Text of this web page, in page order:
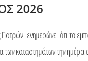
2026
ενημερώνει ότι τα
των καταστημάτων την